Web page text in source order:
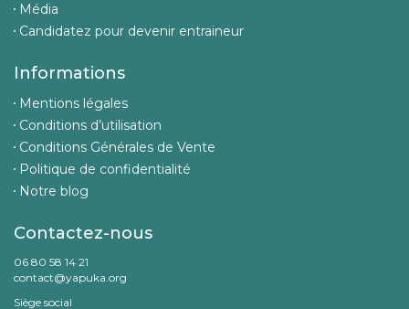
Média
Candidatez pour devenir entraineur
Informations
Mentions légales
Conditions d’utilisation
Conditions Générales de Vente
Politique de confidentialité
Notre blog
Contactez-nous
06 80 58 14 21
contact@yapuka.org
Siège social